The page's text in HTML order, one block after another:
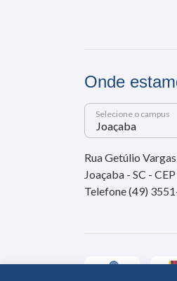
Onde
Selecione o campus
Rua Getúlio
Joaçaba - SC -
Telefone (49)